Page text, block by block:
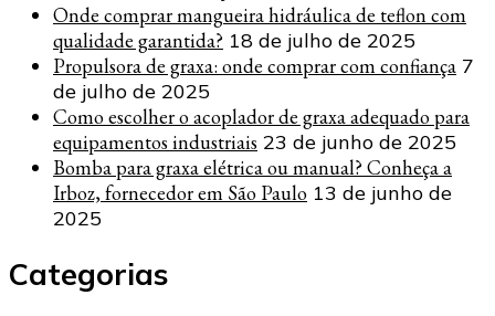
Onde comprar mangueira hidráulica de teflon com
qualidade garantida? 18 de julho de 2025
Propulsora de graxa: onde comprar com confiança 7
de julho de 2025
Como escolher o acoplador de graxa adequado para
equipamentos industriais 23 de junho de 2025
Bomba para graxa elétrica ou manual? Conheça a
Irboz, fornecedor em São Paulo 13 de junho de
2025
Categorias